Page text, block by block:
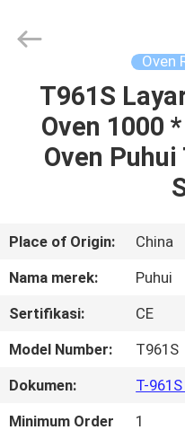
RUMAH
PRODUK
TENTANG
TUR
PABRIK
TECHNOLOGY
LIMITED.
Oven
T961S
Oven 1000
Oven Puhui
Place of Origin:
China
Nama merek:
Puhui
Sertifikasi:
CE
Model Number:
T961S
Dokumen:
T-
Minimum Order
1